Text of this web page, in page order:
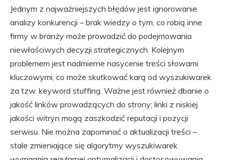
Jednym z najważniejszych błędów jest ignorowanie
analizy konkurencji – brak wiedzy o tym, co robią inne
firmy w branży może prowadzić do podejmowania
niewłaściwych decyzji strategicznych. Kolejnym
problemem jest nadmierne nasycenie treści słowami
kluczowymi, co może skutkować karą od wyszukiwarek
za tzw. keyword stuffing. Ważne jest również dbanie o
jakość linków prowadzących do strony; linki z niskiej
jakości witryn mogą zaszkodzić reputacji i pozycji
serwisu. Nie można zapominać o aktualizacji treści –
stale zmieniające się algorytmy wyszukiwarek